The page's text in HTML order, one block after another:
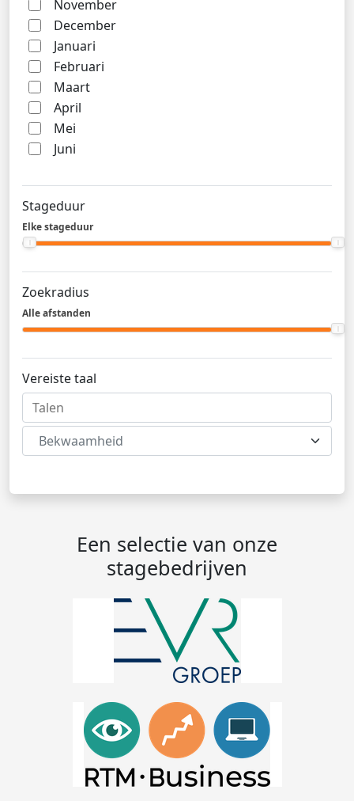
November
December
Januari
Februari
Maart
April
Mei
Juni
Stageduur
Elke stageduur
Zoekradius
Alle afstanden
Vereiste taal
Bekwaamheid
Een selectie van onze
stagebedrijven